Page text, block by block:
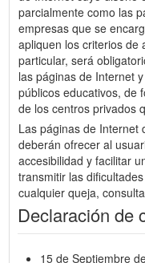
parcialmente como las
empresas que se
apliquen los criterios de
particular, será
las páginas de Internet
públicos educativos, de
de los centros privados
Las páginas de Internet
deberán ofrecer al
accesibilidad y facilitar
transmitir las
cualquier queja,
Declaración de
15 de Septiembre